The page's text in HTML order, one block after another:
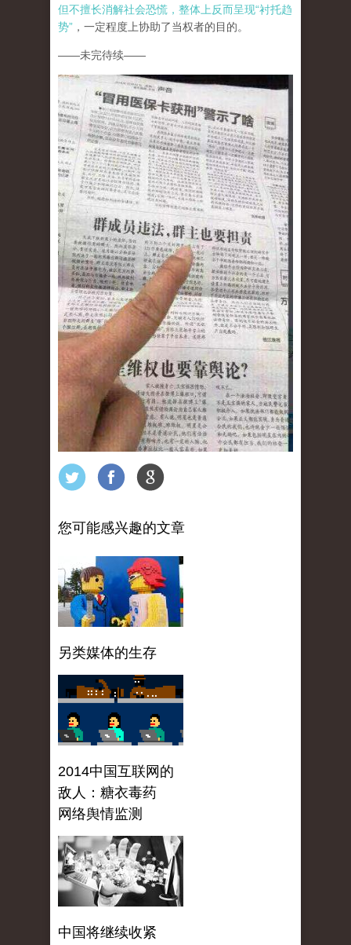
但不擅长消解社会恐慌，整体上反而呈现“衬托趋
势” ，一定程度上协助了当权者的目的。
——未完待续——
您可能感兴趣的文章
另类媒体的生存
2014中国互联网的
敌人：糖衣毒药
网络舆情监测
中国将继续收紧